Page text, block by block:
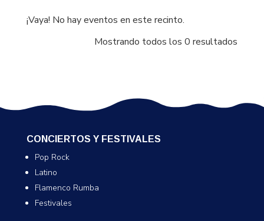
¡Vaya! No hay eventos en este recinto.
Mostrando todos los 0 resultados
CONCIERTOS Y FESTIVALES
Pop Rock
Latino
Flamenco Rumba
Festivales